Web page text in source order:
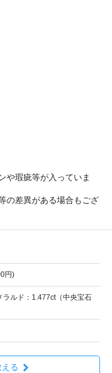
や瑕疵等が入っていま
の差異がある場合もござ
円)
ラルド：1.477ct（中央宝石
る